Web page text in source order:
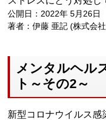
公開日：2022年 5月26日
著者：伊藤 亜記 (株式会
メンタルヘル
ト～その2～
新型コロナウイルス感